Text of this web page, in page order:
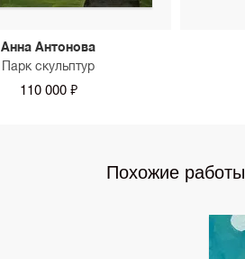
Анна Антонова
Парк скульптур
110 000 ₽
Похожие работы